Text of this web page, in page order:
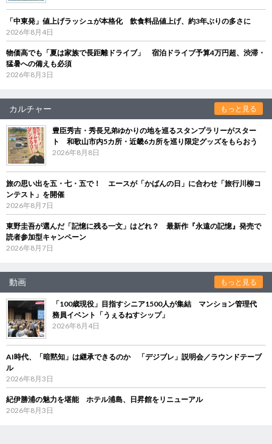
「中東発」値上げラッシュが本格化 飲食料品値上げ、約3年ぶりの多さに
2026年8月4日
物価高でも「夏は家族で長距離ドライブ」 宿泊ドライブ予算4万円超、渋滞・
猛暑への備えも必須
2026年8月3日
カルチャー もっと見る
豊臣秀吉・秀長兄弟ゆかりの地を巡るスタンプラリーがスター
ト 和歌山市内5カ所・近畿6カ所を巡り限定グッズをもらおう
2026年8月8日
旅の思い出を五・七・五で！ エースが「かばんの日」に合わせ「旅行川柳コ
ンテスト」を開催
2026年8月7日
東野圭吾が選んだ「記憶に残る一文」はどれ？ 最新作『永遠の記憶』発売で
読者参加型キャンペーン
2026年8月7日
動画 もっと見る
「100歳現役」目指すシニア1500人が集結 マンション管理代
務員イベント「うぇるねすシップ」
2026年8月4日
AI時代、「暗黙知」は継承できるのか 「デジブレ」説明会／ラウンドテーブ
ル
2026年8月3日
紀伊勝浦の魅力を堪能 ホテル浦島、日昇館をリニューアル
2026年8月3日